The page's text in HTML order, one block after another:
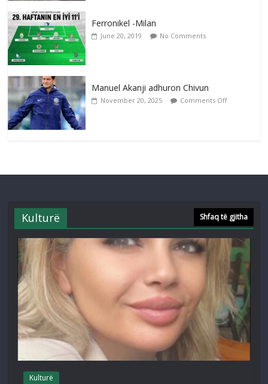
Ferronikel -Milan
June 20, 2019 No Comments
Manuel Akanji adhuron Chivun
November 20, 2025 Comments Off
Kulturë Shfaq të gjitha
Kulturë